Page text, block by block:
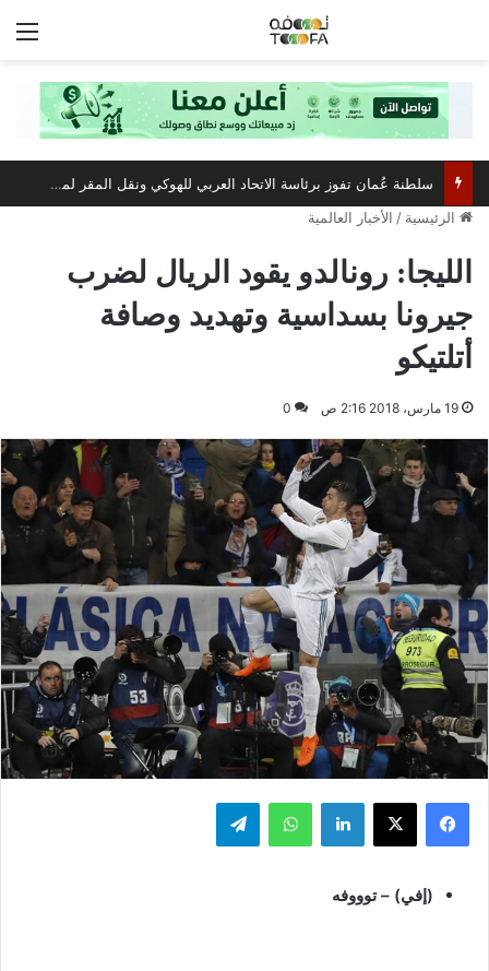
سلطنة عُمان تفوز برئاسة الاتحاد العربي للهوكي ونقل المقر لمسقط
الرئيسية / الأخبار العالمية
الليجا: رونالدو يقود الريال لضرب
جيرونا بسداسية وتهديد وصافة
أتلتيكو
19 مارس، 2018 2:16 ص 0
فيسبوك ‫X لينكدإن واتساب تيلقرام
(إفي) – توووفه